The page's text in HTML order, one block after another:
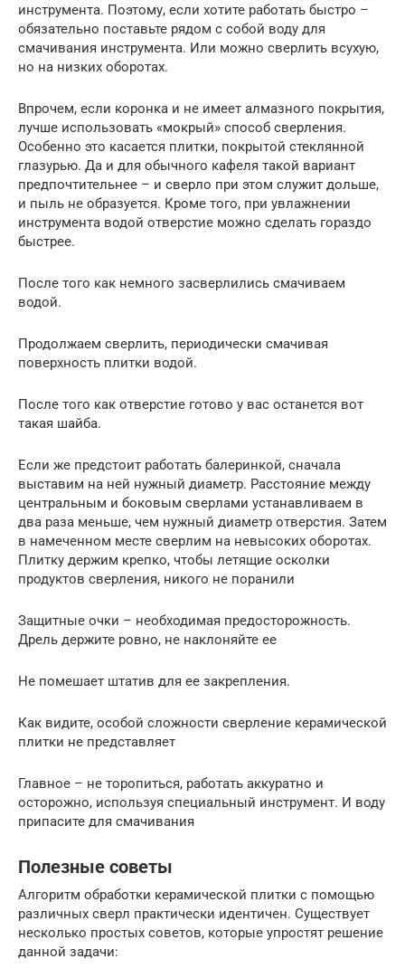
инструмента. Поэтому, если хотите работать быстро –
обязательно поставьте рядом с собой воду для
смачивания инструмента. Или можно сверлить всухую,
но на низких оборотах.
Впрочем, если коронка и не имеет алмазного покрытия,
лучше использовать «мокрый» способ сверления.
Особенно это касается плитки, покрытой стеклянной
глазурью. Да и для обычного кафеля такой вариант
предпочтительнее – и сверло при этом служит дольше,
и пыль не образуется. Кроме того, при увлажнении
инструмента водой отверстие можно сделать гораздо
быстрее.
После того как немного засверлились смачиваем
водой.
Продолжаем сверлить, периодически смачивая
поверхность плитки водой.
После того как отверстие готово у вас останется вот
такая шайба.
Если же предстоит работать балеринкой, сначала
выставим на ней нужный диаметр. Расстояние между
центральным и боковым сверлами устанавливаем в
два раза меньше, чем нужный диаметр отверстия. Затем
в намеченном месте сверлим на невысоких оборотах.
Плитку держим крепко, чтобы летящие осколки
продуктов сверления, никого не поранили
Защитные очки – необходимая предосторожность.
Дрель держите ровно, не наклоняйте ее
Не помешает штатив для ее закрепления.
Как видите, особой сложности сверление керамической
плитки не представляет
Главное – не торопиться, работать аккуратно и
осторожно, используя специальный инструмент. И воду
припасите для смачивания
Полезные советы
Алгоритм обработки керамической плитки с помощью
различных сверл практически идентичен. Существует
несколько простых советов, которые упростят решение
данной задачи: